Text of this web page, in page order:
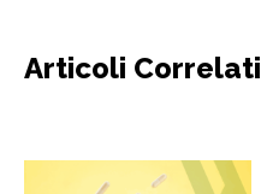
Articoli Correlati